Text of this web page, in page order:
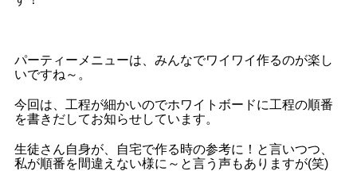
パーティーメニューは、みんなでワイワイ作るのが楽し
いですね～。
今回は、工程が細かいのでホワイトボードに工程の順番
を書きだしてお知らせしています。
生徒さん自身が、自宅で作る時の参考に！と言いつつ、
私が順番を間違えない様に～と言う声もありますが(笑)